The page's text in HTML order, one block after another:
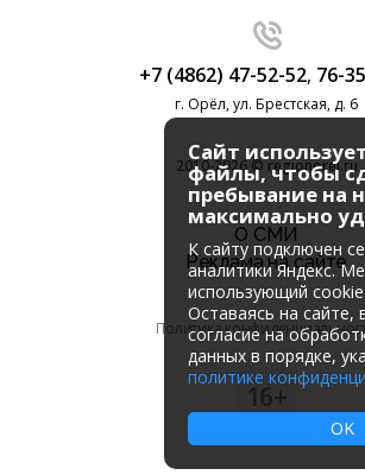
+7 (4862) 47-52-52, 76-
г. Орёл, ул. Брестская, д. 6
2010-2026 © regionorel.ru
О СМИ
Реклама на сайте
Политика
16+
Сайт
файлы, чтобы
пребывание на
максимально
К cайту подключен
аналитики Яндекс.
использующий
Оставаясь на сайте,
согласие на
данных в порядке,
политике
OK